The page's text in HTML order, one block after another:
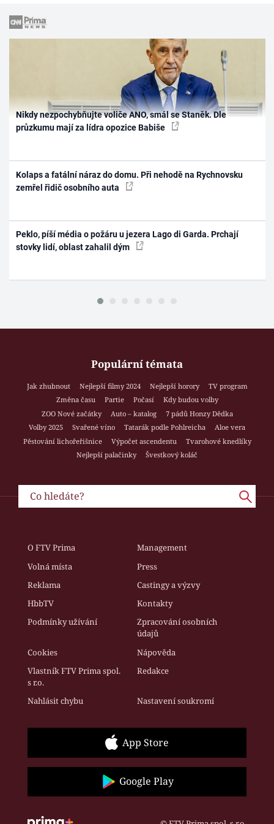
Nikdy nezpochybňujte voliče ANO, smál se Staněk. Dle
průzkumu mají za lídra opozice Babiše
Kolaps a fatální náraz do domu. Při nehodě na Rychnovsku
zemřel řidič osobního auta
Peklo, píší média o požáru u jezera Lago di Garda. Prchají
stovky lidí, oblast zahalil dým
Populární témata
Jak zhubnout Nejlepší filmy 2024 Nejlepší horory
TV program
Změna času
Partie Počasí
Kdy budou volby
ZOO Nové začátky
Auto – katalog
7 pádů Honzy Dědka
Volby 2025
Svařené víno Tatarák podle Pohlreicha
Aloe vera
Pěstování lichořeřišnice
Výpočet ascendentu
Tvarohové knedlíky
Nejlepší palačinky
Švestkový koláč
O FTV Prima
Management
Volná místa
Press
Reklama
Castingy a výzvy
HbbTV
Kontakty
Podmínky užívání
Zpracování osobních
údajů
Cookies
Nápověda
Vlastník FTV Prima spol.
s r.o.
Redakce
Nahlásit chybu Nastavení soukromí
App Store
Google Play